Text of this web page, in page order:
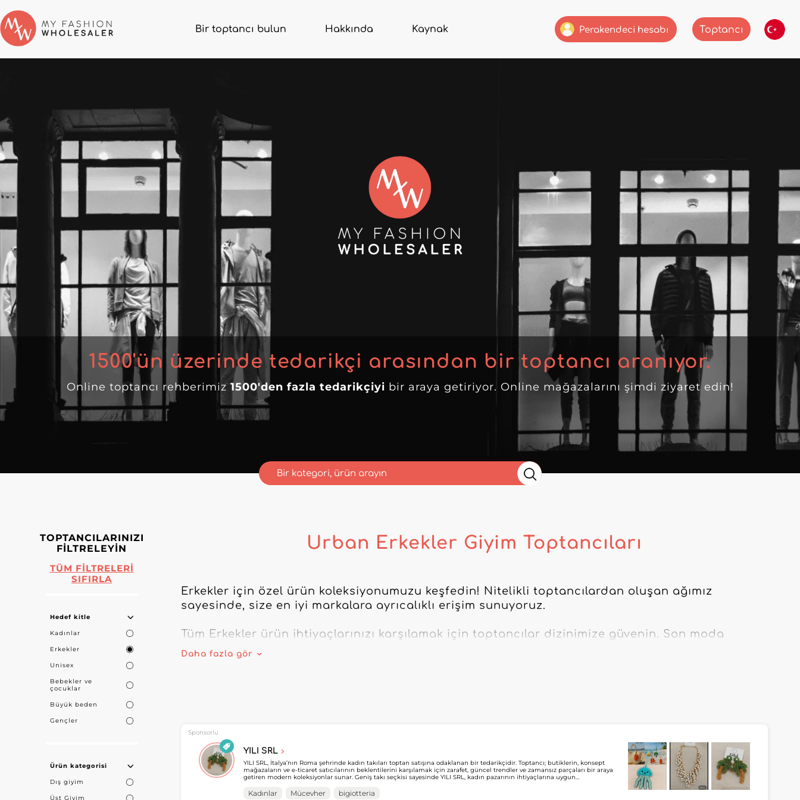
Bir toptancı bulun Hakkında Kaynak Perakendeci hesabı Toptancı
1500'ün üzerinde tedarikçi arasından bir toptancı aranıyor.
Online toptancı rehberimiz 1500'den fazla tedarikçiyi bir araya getiriyor. Online mağazalarını şimdi ziyaret edin!
TOPTANCILARINIZI
FILTRELEYIN
TÜM FILTRELERI
SIFIRLA
Hedef kitle
Kadınlar
Erkekler
Unisex
Bebekler ve
çocuklar
Büyük beden
Gençler
Ürün kategorisi
Dış giyim
Üst Giyim
Urban Erkekler Giyim Toptancıları
Erkekler için özel ürün koleksiyonumuzu keşfedin! Nitelikli toptancılardan oluşan ağımız
sayesinde, size en iyi markalara ayrıcalıklı erişim sunuyoruz.
Tüm Erkekler ürün ihtiyaçlarınızı karşılamak için toptancılar dizinimize güvenin. Son moda
aksesuarlardan olmazsa olmaz kıyafetlere kadar, müşteri sadakati oluşturmak için ihtiyacınız
olan her şey bizde var.
Online teklifimizi keşfetmek ve en iyi referanslarımızla mağazanızın satışlarını artırmak için daha
fazla beklemeyin!
toptancılarının benzer ürünlerini keşfedin!
Daha fazla gör
Sponsorlu
YILI SRL
YILI SRL, İtalya’nın Roma şehrinde kadın takıları toptan satışına odaklanan bir tedarikçidir. Toptancı; butiklerin, konsept
mağazaların ve e-ticaret satıcılarının beklentilerini karşılamak için zarafet, güncel trendler ve zamansız parçaları bir araya
getiren modern koleksiyonlar sunar. Geniş takı seçkisi sayesinde YILI SRL, kadın pazarının ihtiyaçlarına uygun
profesyonellerin koleksiyonlarını kolayca keşfetmesini ve tedarik süreçlerini basitleştirmesini sağlar. My Fashion
Kadınlar Mücevher bigiotteria